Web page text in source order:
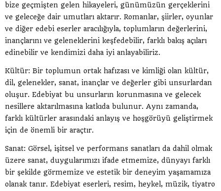
bize geçmişten gelen hikayeleri, günümüzün gerçeklerini
ve geleceğe dair umutları aktarır. Romanlar, şiirler, oyunlar
ve diğer edebi eserler aracılığıyla, toplumların değerlerini,
inançlarını ve geleneklerini keşfedebilir, farklı bakış açıları
edinebilir ve kendimizi daha iyi anlayabiliriz.
Kültür: Bir toplumun ortak hafızası ve kimliği olan kültür,
dil, gelenekler, sanat, inançlar ve değerler gibi unsurlardan
oluşur. Edebiyat bu unsurların korunmasına ve gelecek
nesillere aktarılmasına katkıda bulunur. Aynı zamanda,
farklı kültürler arasındaki anlayış ve hoşgörüyü geliştirmek
için de önemli bir araçtır.
Sanat: Görsel, işitsel ve performans sanatları da dahil olmak
üzere sanat, duygularımızı ifade etmemize, dünyayı farklı
bir şekilde görmemize ve estetik bir deneyim yaşamamıza
olanak tanır. Edebiyat eserleri, resim, heykel, müzik, tiyatro